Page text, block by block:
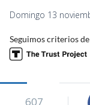
Domingo 13
Seguimos criterios de
607